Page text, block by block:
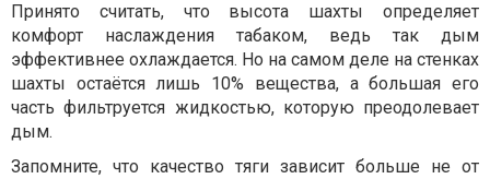
Принято считать, что высота шахты определяет
комфорт наслаждения табаком, ведь так дым
эффективнее охлаждается. Но на самом деле на стенках
шахты остаётся лишь 10% вещества, а большая его
часть фильтруется жидкостью, которую преодолевает
дым.
Запомните, что качество тяги зависит больше не от